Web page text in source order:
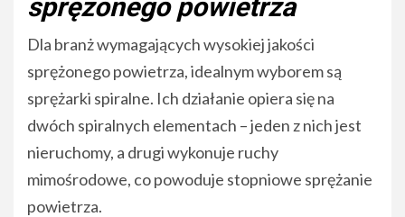
sprężonego powietrza
Dla branż wymagających wysokiej jakości
sprężonego powietrza, idealnym wyborem są
sprężarki spiralne. Ich działanie opiera się na
dwóch spiralnych elementach – jeden z nich jest
nieruchomy, a drugi wykonuje ruchy
mimośrodowe, co powoduje stopniowe sprężanie
powietrza.